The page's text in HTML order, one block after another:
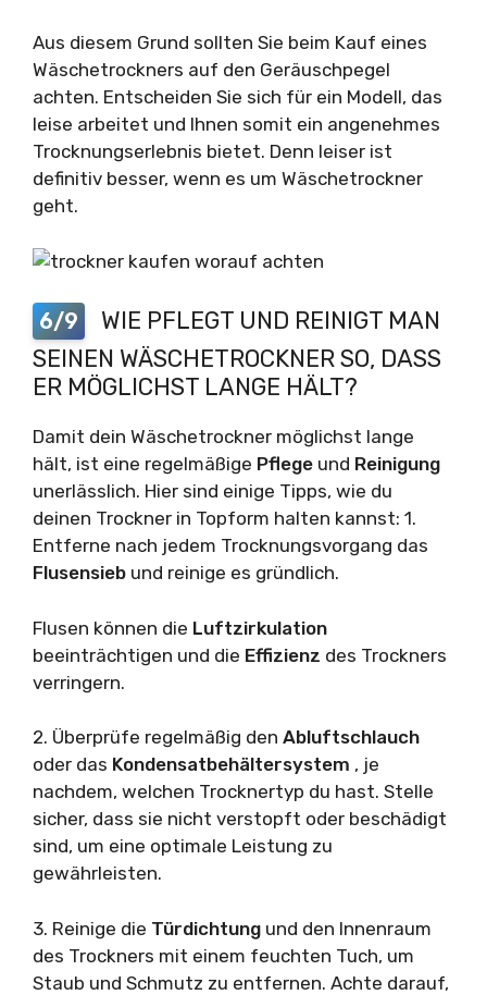
Aus diesem Grund sollten Sie beim Kauf eines
Wäschetrockners auf den Geräuschpegel
achten. Entscheiden Sie sich für ein Modell, das
leise arbeitet und Ihnen somit ein angenehmes
Trocknungserlebnis bietet. Denn leiser ist
definitiv besser, wenn es um Wäschetrockner
geht.
6/9
WIE PFLEGT UND REINIGT MAN
SEINEN WÄSCHETROCKNER SO, DASS
ER MÖGLICHST LANGE HÄLT?
Damit dein Wäschetrockner möglichst lange
hält, ist eine regelmäßige Pflege und Reinigung
unerlässlich. Hier sind einige Tipps, wie du
deinen Trockner in Topform halten kannst: 1.
Entferne nach jedem Trocknungsvorgang das
Flusensieb und reinige es gründlich.
Flusen können die Luftzirkulation
beeinträchtigen und die Effizienz des Trockners
verringern.
2. Überprüfe regelmäßig den Abluftschlauch
oder das Kondensatbehältersystem , je
nachdem, welchen Trocknertyp du hast. Stelle
sicher, dass sie nicht verstopft oder beschädigt
sind, um eine optimale Leistung zu
gewährleisten.
3. Reinige die Türdichtung und den Innenraum
des Trockners mit einem feuchten Tuch, um
Staub und Schmutz zu entfernen. Achte darauf,